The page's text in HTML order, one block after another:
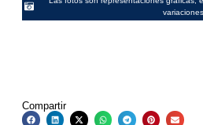
variaciones.
Compartir